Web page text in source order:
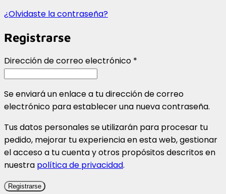
¿Olvidaste la contraseña?
Registrarse
Dirección de correo electrónico *
Se enviará un enlace a tu dirección de correo
electrónico para establecer una nueva contraseña.
Tus datos personales se utilizarán para procesar tu
pedido, mejorar tu experiencia en esta web, gestionar
el acceso a tu cuenta y otros propósitos descritos en
nuestra política de privacidad.
Registrarse